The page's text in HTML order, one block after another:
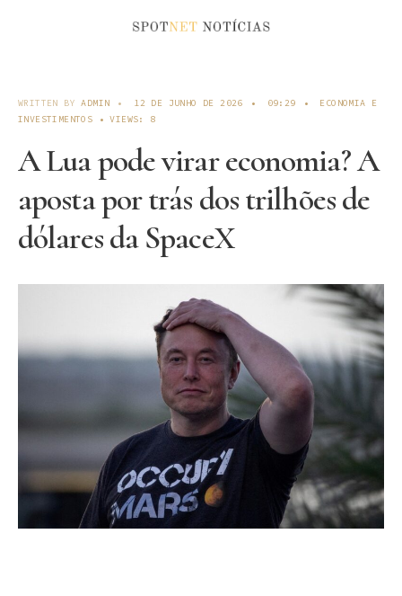
WRITTEN BYADMIN • 12 DE JUNHO DE 2026 • 09:29 •
ECONOMIA E
INVESTIMENTOS
•VIEWS: 8
A Lua pode virar economia? A
aposta por trás dos trilhões de
dólares da SpaceX